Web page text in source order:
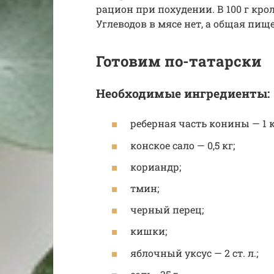
рацион при похудении. В 100 г
Углеводов в мясе нет, а общая
Готовим по-татарски
Необходимые ингредиенты:
реберная часть конины — 1
конское сало — 0,5 кг;
кориандр;
тмин;
черный перец;
кишки;
яблочный уксус — 2 ст. л.;